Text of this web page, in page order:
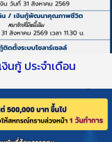
นกู้ ประจำเดือน